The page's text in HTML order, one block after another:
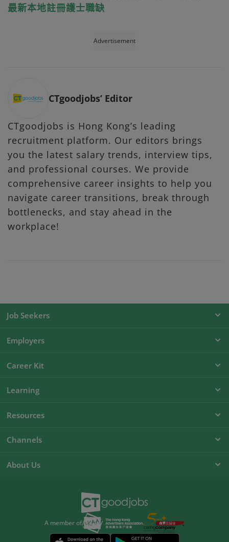
最新本地註冊護士職缺
Advertisement
CTgoodjobs’ Editor
CTgoodjobs is Hong Kong’s leading
recruitment platform. Our editors brings
you the latest salary trends, interview tips,
and professional courses. We provide
comprehensive career insights to help you
navigate career transitions, break through
bottlenecks, and stay ahead in the
workplace!
Job Seekers
Employers
Career Kit
Learning
Resources
Channels
About Us
A member of